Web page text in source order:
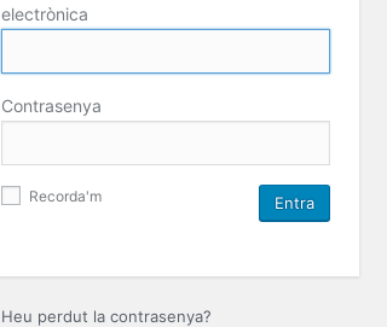
electrònica
Contrasenya
Recorda'm
Heu perdut la contrasenya?